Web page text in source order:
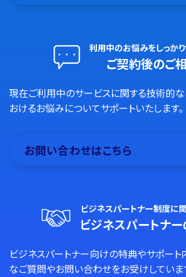
利用中のお悩みをしっか
ご契約後のご
現在ご利用中のサービスに関する技術的な
おけるお悩みについてサポートいたします。
お問い合わせはこちら
ビジネスパートナー制度に
ビジネスパートナ
ビジネスパートナー向けの特典やサポート
なご質問やお問い合わせをお受けしていま